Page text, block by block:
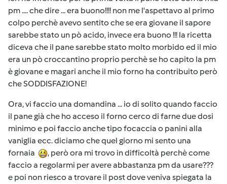
pm .... che dire ... era buono!!!! non me l'aspettavo al primo
colpo perchè avevo sentito che se era giovane il sapore
sarebbe stato un pò acido, invece era buono !!! la ricetta
diceva che il pane sarebbe stato molto morbido ed il mio
era un pò croccantino proprio perchè se ho capito la pm
è giovane e magari anche il mio forno ha contribuito però
che SODDISFAZIONE!
Ora, vi faccio una domandina ... io di solito quando faccio
il pane già che ho acceso il forno cerco di farne due dosi
minimo e poi faccio anche tipo focaccia o panini alla
vaniglia ecc. diciamo che quel giorno mi sento una
fornaia
, però ora mi trovo in difficoltà perchè come
faccio a regolarmi per avere abbastanza pm da usare???
e poi non riesco a trovare il post dove veniva spiegata la